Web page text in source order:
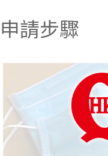
申請步驟